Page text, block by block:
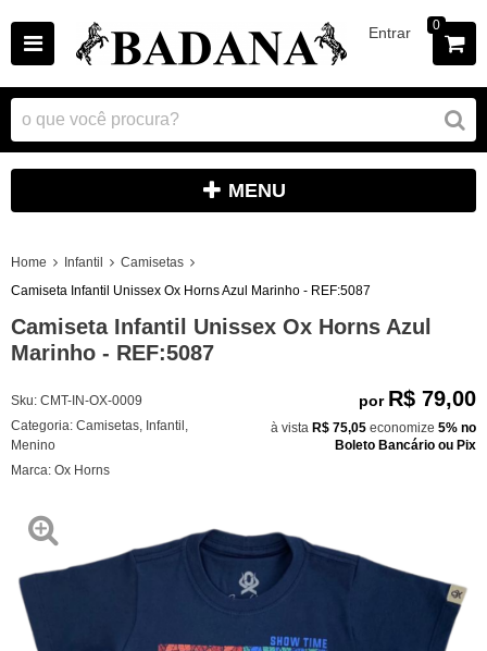
Entrar 0
MENU
Home Infantil
Camisetas
Camiseta Infantil Unissex Ox Horns Azul Marinho - REF:5087
Camiseta Infantil Unissex Ox Horns Azul
Marinho - REF:5087
Sku: CMT-IN-OX-0009
Categoria: Camisetas Infantil
Menino
Marca: Ox Horns
por R$ 79,00
à vista R$ 75,05 economize 5% no
Boleto Bancário ou Pix